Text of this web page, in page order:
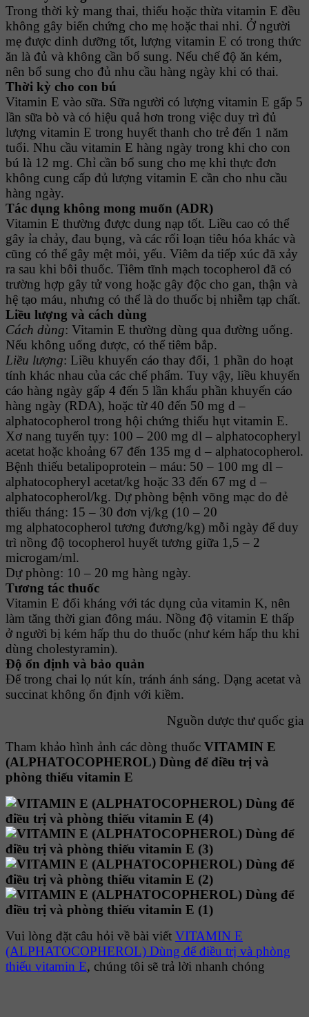
Trong thời kỳ mang thai, thiếu hoặc thừa vitamin E đều
không gây biến chứng cho mẹ hoặc thai nhi. Ở người
mẹ được dinh dưỡng tốt, lượng vitamin E có trong thức
ăn là đủ và không cần bổ sung. Nếu chế độ ăn kém,
nên bổ sung cho đủ nhu cầu hàng ngày khi có thai.
Thời kỳ cho con bú
Vitamin E vào sữa. Sữa người có lượng vitamin E gấp 5
lần sữa bò và có hiệu quả hơn trong việc duy trì đủ
lượng vitamin E trong huyết thanh cho trẻ đến 1 năm
tuổi. Nhu cầu vitamin E hàng ngày trong khi cho con
bú là 12 mg. Chỉ cần bổ sung cho mẹ khi thực đơn
không cung cấp đủ lượng vitamin E cần cho nhu cầu
hàng ngày.
Tác dụng không mong muốn (ADR)
Vitamin E thường được dung nạp tốt. Liều cao có thể
gây ỉa chảy, đau bụng, và các rối loạn tiêu hóa khác và
cũng có thể gây mệt mỏi, yếu. Viêm da tiếp xúc đã xảy
ra sau khi bôi thuốc. Tiêm tĩnh mạch tocopherol đã có
trường hợp gây tử vong hoặc gây độc cho gan, thận và
hệ tạo máu, nhưng có thể là do thuốc bị nhiễm tạp chất.
Liều lượng và cách dùng
Cách dùng: Vitamin E thường dùng qua đường uống.
Nếu không uống được, có thể tiêm bắp.
Liều lượng: Liều khuyến cáo thay đổi, 1 phần do hoạt
tính khác nhau của các chế phẩm. Tuy vậy, liều khuyến
cáo hàng ngày gấp 4 đến 5 lần khẩu phần khuyến cáo
hàng ngày (RDA), hoặc từ 40 đến 50 mg d –
alphatocopherol trong hội chứng thiếu hụt vitamin E.
Xơ nang tuyến tụy: 100 – 200 mg dl – alphatocopheryl
acetat hoặc khoảng 67 đến 135 mg d – alphatocopherol.
Bệnh thiếu betalipoprotein – máu: 50 – 100 mg dl –
alphatocopheryl acetat/kg hoặc 33 đến 67 mg d –
alphatocopherol/kg. Dự phòng bệnh võng mạc do đẻ
thiếu tháng: 15 – 30 đơn vị/kg (10 – 20
mg alphatocopherol tương đương/kg) mỗi ngày để duy
trì nồng độ tocopherol huyết tương giữa 1,5 – 2
microgam/ml.
Dự phòng: 10 – 20 mg hàng ngày.
Tương tác thuốc
Vitamin E đối kháng với tác dụng của vitamin K, nên
làm tăng thời gian đông máu. Nồng độ vitamin E thấp
ở người bị kém hấp thu do thuốc (như kém hấp thu khi
dùng cholestyramin).
Ðộ ổn định và bảo quản
Ðể trong chai lọ nút kín, tránh ánh sáng. Dạng acetat và
succinat không ổn định với kiềm.
Nguồn dược thư quốc gia
Tham khảo hình ảnh các dòng thuốc VITAMIN E
(ALPHATOCOPHEROL) Dùng để điều trị và
phòng thiếu vitamin E
Vui lòng đặt câu hỏi về bài viết VITAMIN E
(ALPHATOCOPHEROL) Dùng để điều trị và phòng
thiếu vitamin E, chúng tôi sẽ trả lời nhanh chóng